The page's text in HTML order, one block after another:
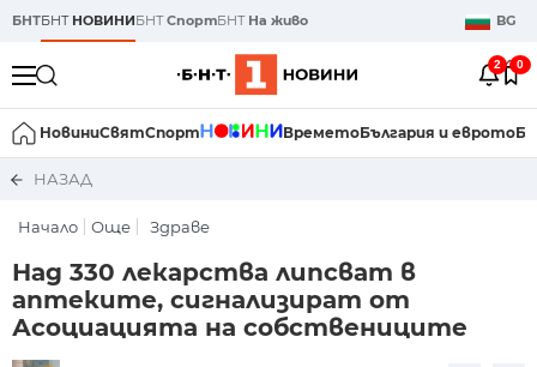
БНТБНТ НОВИНИБНТСпортБНТ На живо BG
2 0
НовиниСвятСпорт ВреметоБългария и еврото
НАЗАД
Начало Още Здраве
Над 330 лекарства липсват в
аптеките, сигнализират от
Асоциацията на собствениците